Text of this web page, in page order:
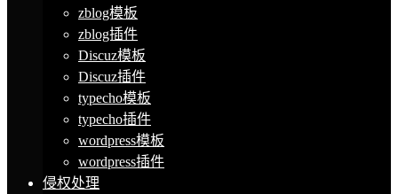
zblog模板
zblog插件
Discuz模板
Discuz插件
typecho模板
typecho插件
wordpress模板
wordpress插件
侵权处理